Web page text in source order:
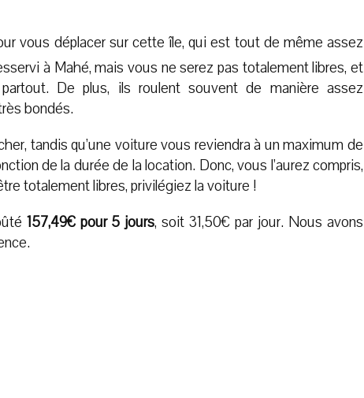
vous déplacer sur cette île, qui est tout de même assez
à Mahé, mais vous ne serez pas totalement libres, et
De plus, ils roulent souvent de manière assez
bondés.
tandis qu’une voiture vous reviendra à un maximum de
de la durée de la location. Donc, vous l’aurez compris,
totalement libres, privilégiez la voiture !
157,49€ pour 5 jours, soit 31,50€ par jour. Nous avons